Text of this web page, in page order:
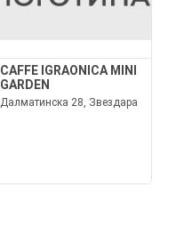
CAFFE IGRAONICA MINI
GARDEN
Далматинска 28, Звездара